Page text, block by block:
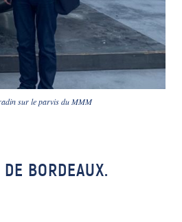
sur le parvis du MMM
BORDEAUX.